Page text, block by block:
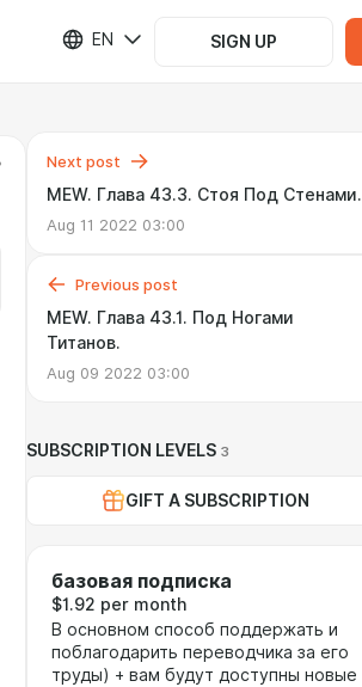
EN SIGN UP
Next post
MEW. Глава 43.3. Стоя Под Стенами.
Aug 11 2022 03:00
Previous post
MEW. Глава 43.1. Под Ногами
Титанов.
Aug 09 2022 03:00
SUBSCRIPTION LEVELS 3
GIFT A SUBSCRIPTION
базовая подписка
$1.92 per month
В основном способ поддержать и
поблагодарить переводчика за его
труды) + вам будут доступны новые